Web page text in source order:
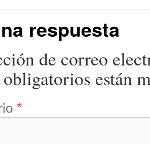
respuesta
de correo
están
*